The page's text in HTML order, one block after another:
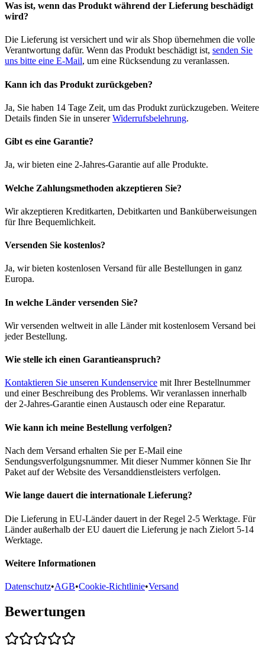
Was ist, wenn das Produkt während der Lieferung beschädigt
wird?
Die Lieferung ist versichert und wir als Shop übernehmen die volle
Verantwortung dafür. Wenn das Produkt beschädigt ist, senden Sie
uns bitte eine E-Mail, um eine Rücksendung zu veranlassen.
Kann ich das Produkt zurückgeben?
Ja, Sie haben 14 Tage Zeit, um das Produkt zurückzugeben. Weitere
Details finden Sie in unsererWiderrufsbelehrung.
Gibt es eine Garantie?
Ja, wir bieten eine 2-Jahres-Garantie auf alle Produkte.
Welche Zahlungsmethoden akzeptieren Sie?
Wir akzeptieren Kreditkarten, Debitkarten und Banküberweisungen
für Ihre Bequemlichkeit.
Versenden Sie kostenlos?
Ja, wir bieten kostenlosen Versand für alle Bestellungen in ganz
Europa.
In welche Länder versenden Sie?
Wir versenden weltweit in alle Länder mit kostenlosem Versand bei
jeder Bestellung.
Wie stelle ich einen Garantieanspruch?
Kontaktieren Sie unseren Kundenservice mit Ihrer Bestellnummer
und einer Beschreibung des Problems. Wir veranlassen innerhalb
der 2-Jahres-Garantie einen Austausch oder eine Reparatur.
Wie kann ich meine Bestellung verfolgen?
Nach dem Versand erhalten Sie per E-Mail eine
Sendungsverfolgungsnummer. Mit dieser Nummer können Sie Ihr
Paket auf der Website des Versanddienstleisters verfolgen.
Wie lange dauert die internationale Lieferung?
Die Lieferung in EU-Länder dauert in der Regel 2-5 Werktage. Für
Länder außerhalb der EU dauert die Lieferung je nach Zielort 5-14
Werktage.
Weitere Informationen
Datenschutz•AGB•Cookie-Richtlinie•Versand
Bewertungen